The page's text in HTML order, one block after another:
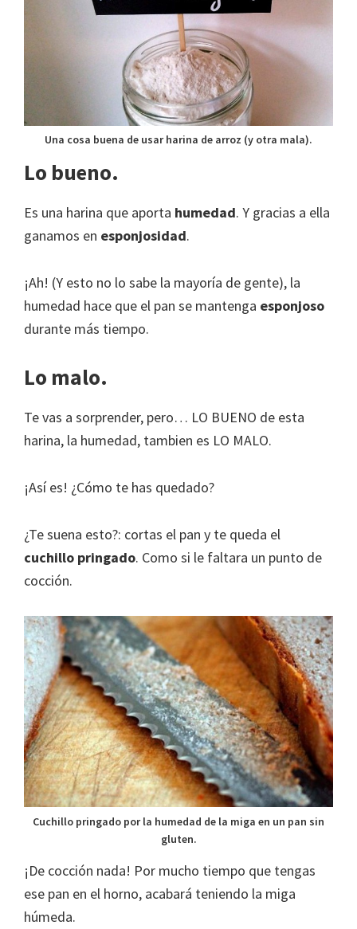
Una cosa buena de usar harina de arroz (y otra mala).
Lo bueno.
Es una harina que aporta humedad. Y gracias a ella
ganamos en esponjosidad.
¡Ah! (Y esto no lo sabe la mayoría de gente), la
humedad hace que el pan se mantenga esponjoso
durante más tiempo.
Lo malo.
Te vas a sorprender, pero… LO BUENO de esta
harina, la humedad, tambien es LO MALO.
¡Así es! ¿Cómo te has quedado?
¿Te suena esto?: cortas el pan y te queda el
cuchillo pringado. Como si le faltara un punto de
cocción.
Cuchillo pringado por la humedad de la miga en un pan sin
gluten.
¡De cocción nada! Por mucho tiempo que tengas
ese pan en el horno, acabará teniendo la miga
húmeda.